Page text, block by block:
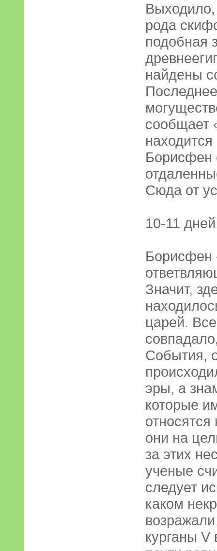
Выходило,
рода
подобная
найдены
сообщает
Борисфен
Сюда от
10-11
Борисфен
Значит,
царей.
События,
эры, а
которые
относятся
они на
за этих
ученые
следует
каком
курганы V